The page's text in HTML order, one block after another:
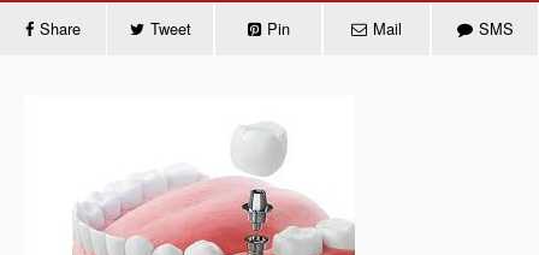
Share Tweet Pin Mail SMS